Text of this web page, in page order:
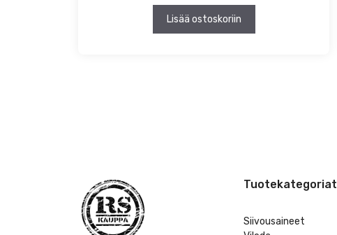
Lisää ostoskoriin
Tuotekategoriat
Siivousaineet